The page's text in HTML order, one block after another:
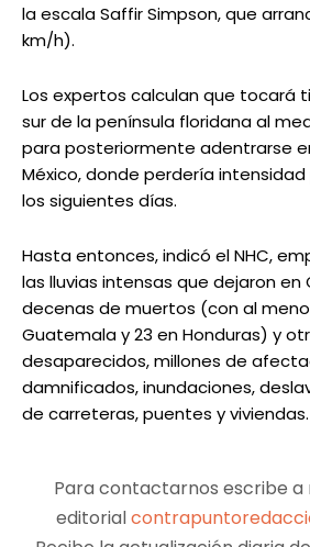
la escala Saffir Simpson, que
km/h).
Los expertos calculan que tocará
sur de la península floridana al
para posteriormente adentrarse
México, donde perdería
los siguientes días.
Hasta entonces, indicó el NHC,
las lluvias intensas que dejaron
decenas de muertos (con al
Guatemala y 23 en Honduras) y
desaparecidos, millones de
damnificados, inundaciones,
de carreteras, puentes y viviendas.
Para contactarnos escribe
editorial